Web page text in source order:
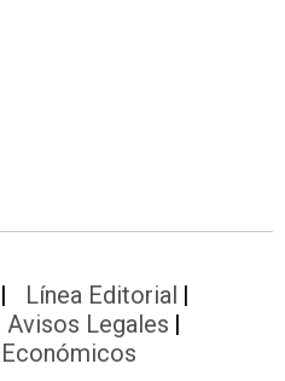
Línea Editorial
Avisos Legales